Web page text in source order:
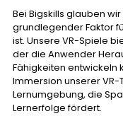
Bei Bigskills glauben
grundlegender Faktor
ist. Unsere VR-Spiele
der die Anwender
Fähigkeiten entwickeln
Immersion unserer
Lernumgebung, die
Lernerfolge fördert.